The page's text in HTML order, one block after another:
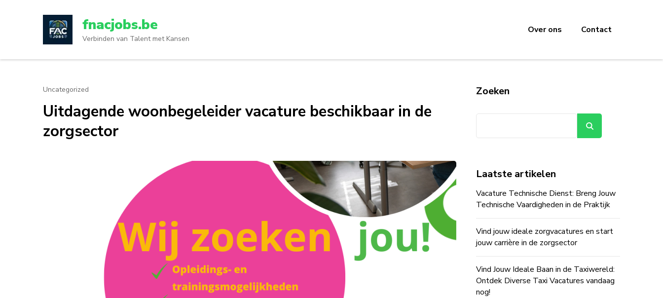
op
fnacjobs.be
Verbinden van Talent met Kansen
Over ons Contact
Uncategorized
Uitdagende woonbegeleider vacature beschikbaar in de
zorgsector
Zoeken
Laatste artikelen
Vacature Technische Dienst: Breng Jouw
Technische Vaardigheden in de Praktijk
Vind jouw ideale zorgvacatures en start
jouw carrière in de zorgsector
Vind Jouw Ideale Baan in de Taxiwereld:
Ontdek Diverse Taxi Vacatures vandaag
nog!